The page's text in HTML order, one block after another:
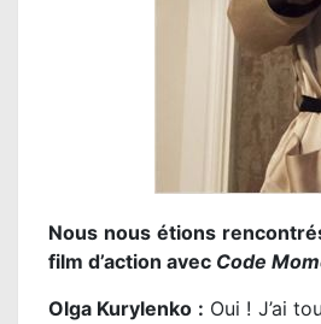
Nous nous étions
film d’action avec Code
Olga Kurylenko : Oui ! J’ai